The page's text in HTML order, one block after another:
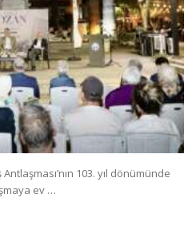
103. yıl dönümünde
ev …